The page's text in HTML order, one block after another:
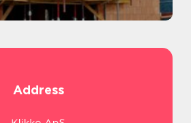
Address